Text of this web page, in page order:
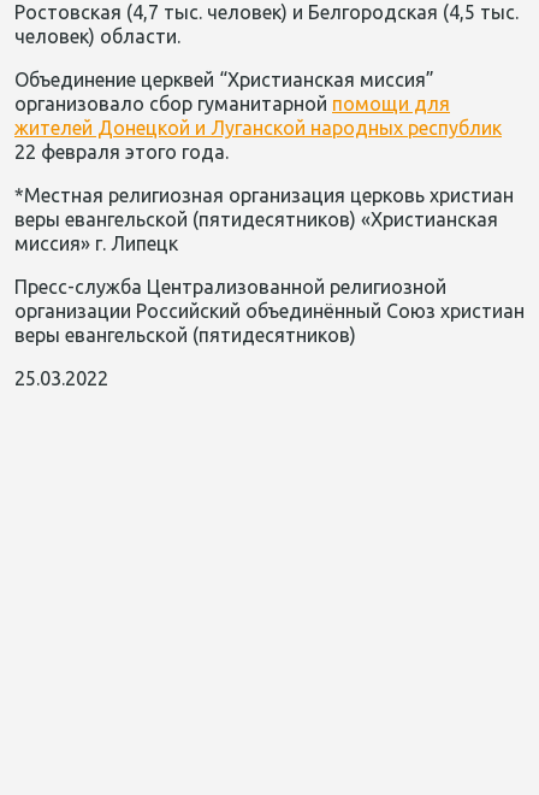
Ростовская (4,7 тыс. человек) и Белгородская (4,5 тыс.
человек) области.
Объединение церквей “Христианская миссия”
организовало сбор гуманитарной помощи для
жителей Донецкой и Луганской народных республик
22 февраля этого года.
*Местная религиозная организация церковь христиан
веры евангельской (пятидесятников) «Христианская
миссия» г. Липецк
Пресс-служба Централизованной религиозной
организации Российский объединённый Союз христиан
веры евангельской (пятидесятников)
25.03.2022